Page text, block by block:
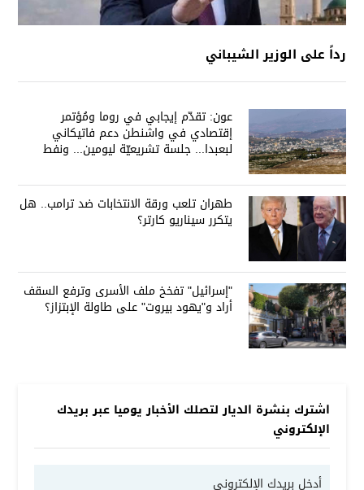
رداً على الوزير الشيباني
عون: تقدّم إيجابي في روما ومُؤتمر
إقتصادي في واشنطن دعم فاتيكاني
لبعبدا... جلسة تشريعيّة ليومين... ونفط
طهران تلعب ورقة الانتخابات ضد ترامب.. هل
يتكرر سيناريو كارتر؟
"إسرائيل" تفخخ ملف الأسرى وترفع السقف
أراد و"يهود بيروت" على طاولة الإبتزاز؟
اشترك بنشرة الديار لتصلك الأخبار يوميا عبر بريدك
الإلكتروني